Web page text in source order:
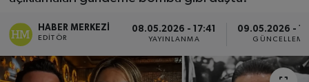
HABER MERKEZI
EDITÖR
08.05.2026 - 17:41
YAYINLANMA
09.05.2026 -
GÜNCELLEME